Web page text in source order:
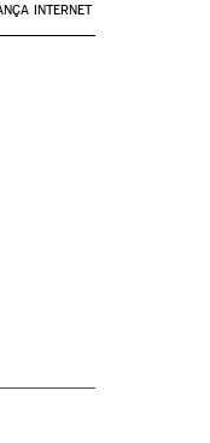
INTERNET